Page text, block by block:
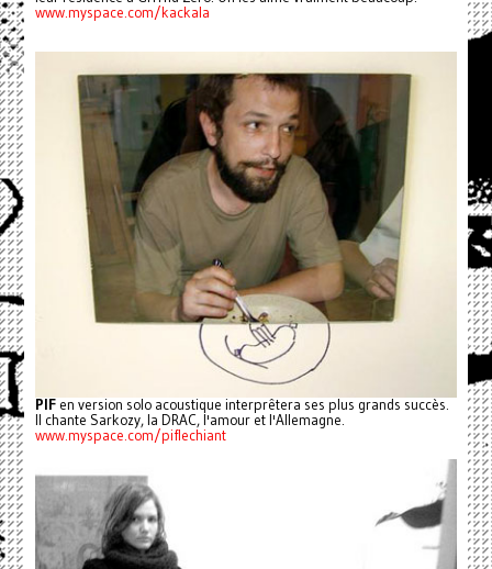
www.myspace.com/kackala
PIFen version solo acoustique interprêtera ses plus grands succès.
Il chante Sarkozy, la DRAC, l'amour et l'Allemagne.
www.myspace.com/piflechiant